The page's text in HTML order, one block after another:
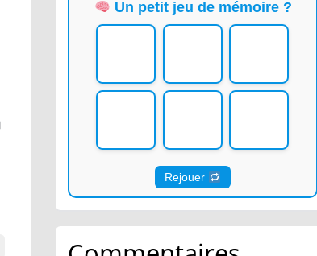
Un petit jeu de mémoire ?
Rejouer